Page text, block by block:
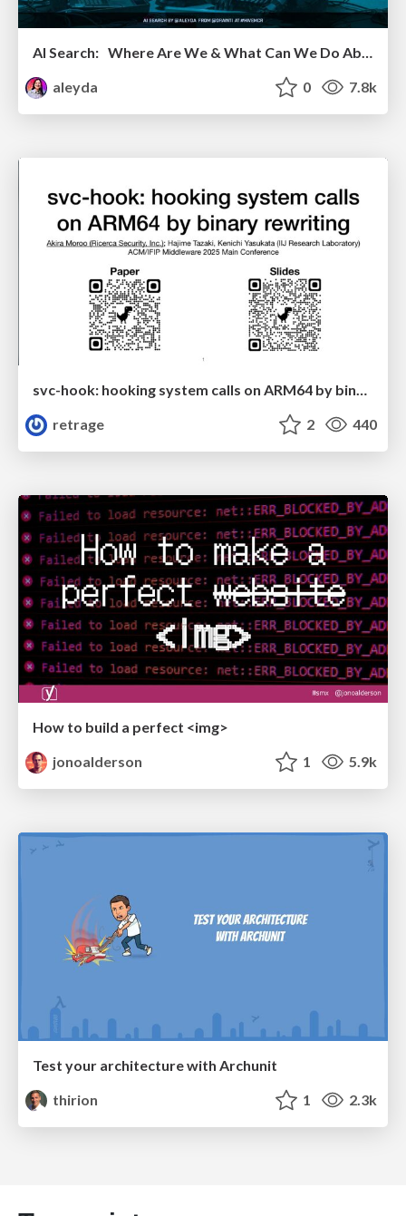
aleyda
0 7.8k
svc-hook: hooking system calls on ARM64 by binary rewriting
retrage
2 440
How to build a perfect <img>
jonoalderson
1 5.9k
Test your architecture with Archunit
thirion
1 2.3k